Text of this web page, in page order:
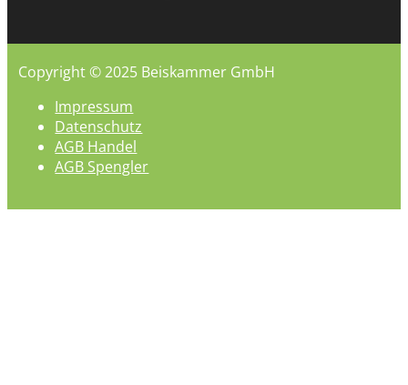
Copyright © 2025 Beiskammer GmbH
Impressum
Datenschutz
AGB Handel
AGB Spengler